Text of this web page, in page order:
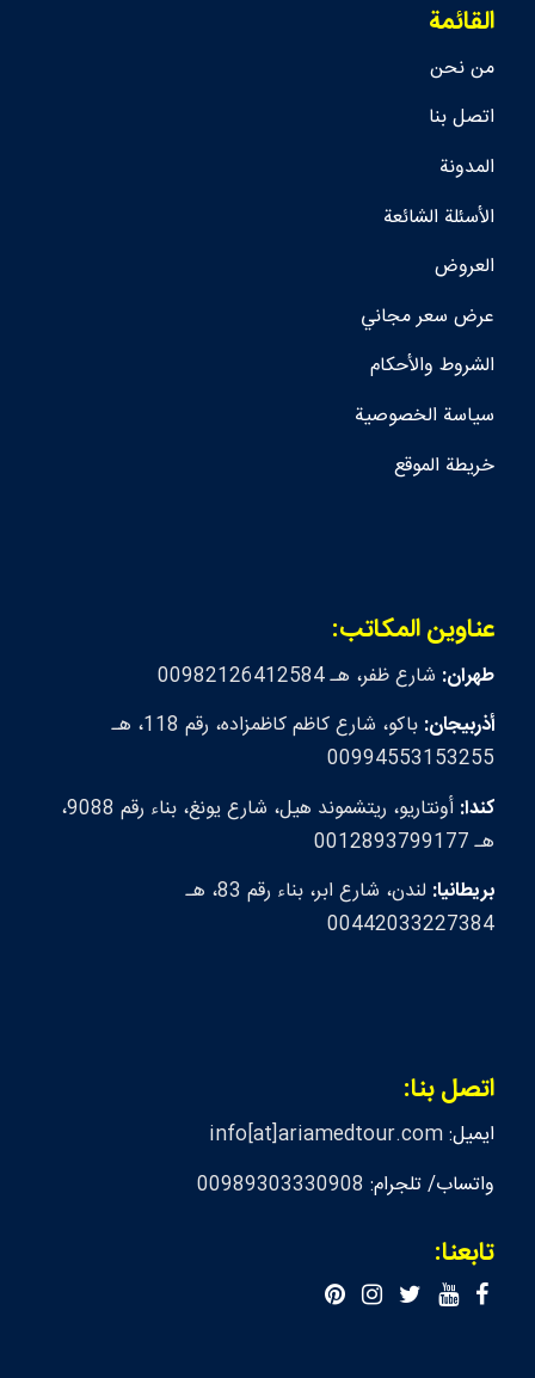
القائمة
من نحن
اتصل بنا
المدونة
الأسئلة الشائعة
العروض
عرض سعر مجاني
الشروط والأحكام
سياسة الخصوصية
خريطة الموقع
عناوين المكاتب:
طهران: شارع ظفر، هـ 00982126412584
أذربيجان:
باكو، شارع كاظم كاظمزاده، رقم 118، هـ
00994553153255
كندا:
أونتاريو، ريتشموند هيل، شارع يونغ، بناء رقم 9088،
هـ 0012893799177
بريطانيا:
لندن، شارع ابر، بناء رقم 83، هـ
00442033227384
اتصل بنا:
ايميل:info[at]ariamedtour.com
واتساب/ تلجرام: 00989303330908
تابعنا: